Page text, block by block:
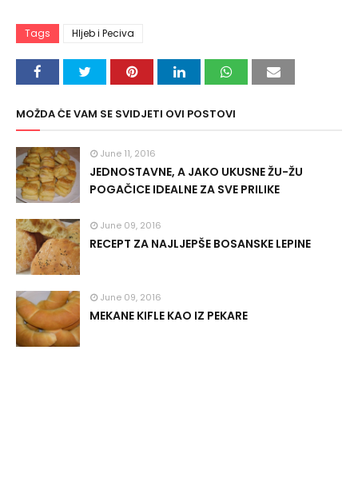
Tags Hljeb i Peciva
MOŽDA ĆE VAM SE SVIDJETI OVI POSTOVI
June 11, 2016
JEDNOSTAVNE, A JAKO UKUSNE ŽU-ŽU
POGAČICE IDEALNE ZA SVE PRILIKE
June 09, 2016
RECEPT ZA NAJLJEPŠE BOSANSKE LEPINE
June 09, 2016
MEKANE KIFLE KAO IZ PEKARE